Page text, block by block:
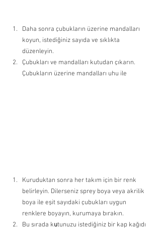
Daha sonra çubukların üzerine mandalları
koyun, istediğiniz sayıda ve sıklıkta
düzenleyin.
Çubukları ve mandalları kutudan çıkarın.
Çubukların üzerine mandalları uhu ile
Kuruduktan sonra her takım için bir renk
belirleyin. Dilerseniz sprey boya veya akrilik
boya ile eşit sayıdaki çubukları uygun
renklere boyayın, kurumaya bırakın.
Bu sırada kutunuzu istediğiniz bir kap kağıdı